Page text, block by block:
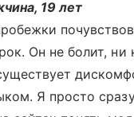
19 лет
Он не болит, ни
Я просто